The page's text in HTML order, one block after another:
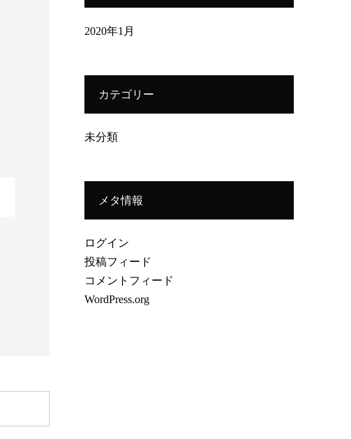
2020年1月
カテゴリー
未分類
メタ情報
ログイン
投稿フィード
コメントフィード
WordPress.org